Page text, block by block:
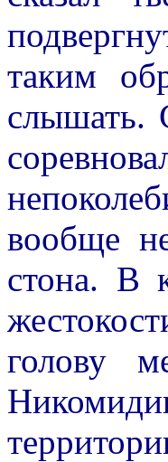
таким
слышать.
вообще
стона. В
голову